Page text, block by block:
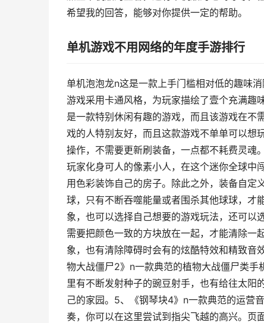
希望我的回答，能够对你提供一定的帮助。
单机游戏不用网络的年度手游排行
单机泡泡龙n这是一款上手门槛相对低的趣味
游戏采用卡通风格，为玩家描绘了壹个充满趣
是一款特别休闲有趣的游戏，而且该游戏在不
戏的人特别友好，而且这款游戏不单单可以想
操作，不需要更新刷装备，一点都不耗费灵魂
玩家化身可人的像素小人，在这个迷你全球中
用色彩装饰自己的房子。除此之外，装备自定
球，只有不断吞噬能量或者围杀其他球球，才
象，也可以选择自己想要的游戏玩法，还可以
需要把颜色一致的方块放在一起，才能清除一
象，也有清除障碍时会有的炫酷特效和精致音
物大战僵尸2》n一款典范的植物大战僵尸类
里有不断发射种子的豌豆射手，也有给往太阳
己的家园。5、《钢琴块4》n一款典范的运营
奏，你可以在这里尝试到指尖飞越的高兴。页